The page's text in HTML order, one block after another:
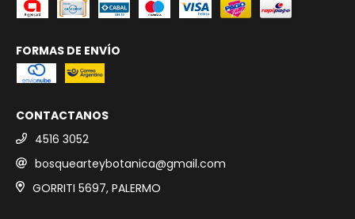
FORMAS DE ENVÍO
CONTACTANOS
4516 3052
bosquearteybotanica@gmail.com
GORRITI 5697, PALERMO